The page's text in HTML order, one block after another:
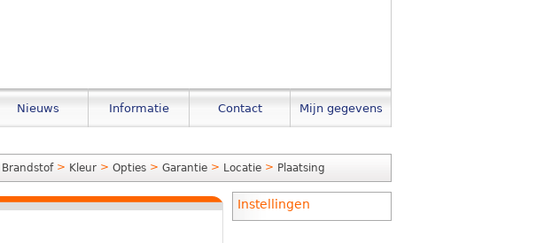
Nieuws Informatie Contact Mijn gegevens
Brandstof > Kleur > Opties > Garantie > Locatie > Plaatsing
Instellingen